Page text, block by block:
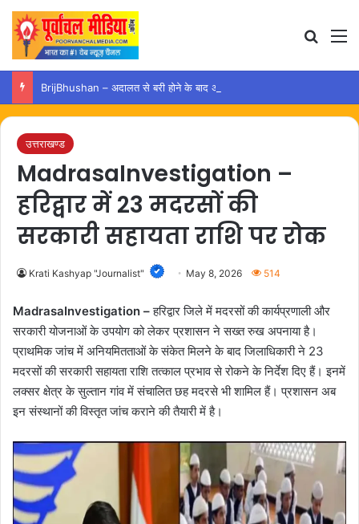
उत्तराखण्ड
MadrasaInvestigation –
हरिद्वार में 23 मदरसों की
सरकारी सहायता राशि पर रोक
Krati Kashyap "Journalist" May 8, 2026 514
MadrasaInvestigation –हरिद्वार जिले में मदरसों की कार्यप्रणाली और
सरकारी योजनाओं के उपयोग को लेकर प्रशासन ने सख्त रुख अपनाया है।
प्राथमिक जांच में अनियमितताओं के संकेत मिलने के बाद जिलाधिकारी ने 23
मदरसों की सरकारी सहायता राशि तत्काल प्रभाव से रोकने के निर्देश दिए हैं। इनमें
लक्सर क्षेत्र के सुल्तान गांव में संचालित छह मदरसे भी शामिल हैं। प्रशासन अब
इन संस्थानों की विस्तृत जांच कराने की तैयारी में है।